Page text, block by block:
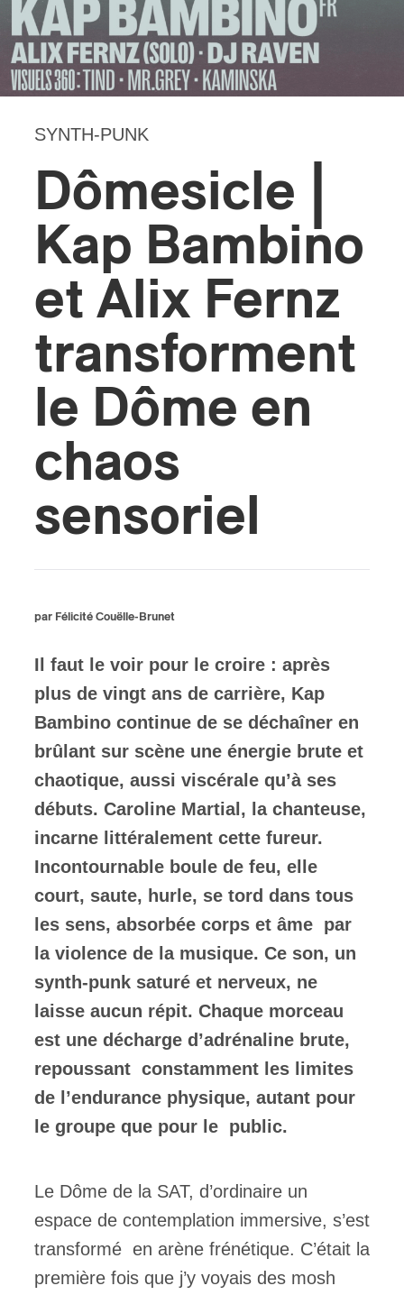
SYNTH-PUNK
Dômesicle |
Kap Bambino
et Alix Fernz
transforment
le Dôme en
chaos
sensoriel
par Félicité Couëlle-Brunet
Il faut le voir pour le croire : après
plus de vingt ans de carrière, Kap
Bambino continue de se déchaîner en
brûlant sur scène une énergie brute et
chaotique, aussi viscérale qu’à ses
débuts. Caroline Martial, la chanteuse,
incarne littéralement cette fureur.
Incontournable boule de feu, elle
court, saute, hurle, se tord dans tous
les sens, absorbée corps et âme par
la violence de la musique. Ce son, un
synth-punk saturé et nerveux, ne
laisse aucun répit. Chaque morceau
est une décharge d’adrénaline brute,
repoussant constamment les limites
de l’endurance physique, autant pour
le groupe que pour le public.
Le Dôme de la SAT, d’ordinaire un
espace de contemplation immersive, s’est
transformé en arène frénétique. C’était la
première fois que j’y voyais des mosh